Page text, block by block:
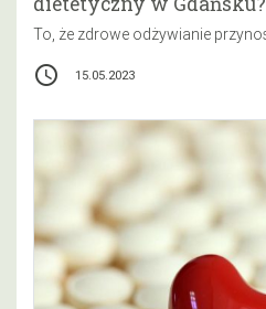
access_time 15.05.2023